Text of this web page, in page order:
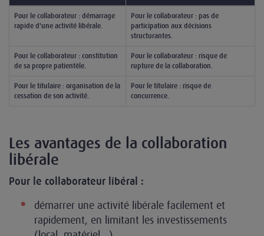
Pour le collaborateur : démarrage
rapide d'une activité libérale.
Pour le collaborateur : pas de
participation aux décisions
structurantes.
Pour le collaborateur : constitution
de sa propre patientèle.
Pour le collaborateur : risque de
rupture de la collaboration.
Pour le titulaire : organisation de la
cessation de son activité.
Pour le titulaire : risque de
concurrence.
Les avantages de la collaboration
libérale
Pour le collaborateur libéral :
démarrer une activité libérale facilement et
rapidement, en limitant les investissements